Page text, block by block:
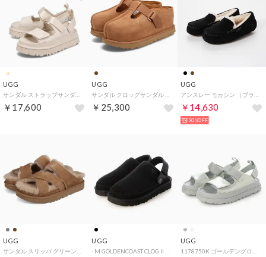
UGG
￥17,600
UGG
￥25,300
UGG
￥14,630
30%OFF
UGG UGG UGG